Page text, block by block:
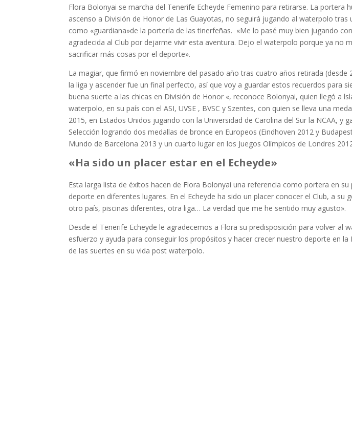
Flora Bolonyai se marcha del Tenerife Echeyde Femenino para retirarse. La portera
ascenso a División de Honor de Las Guayotas, no seguirá jugando al waterpolo
como «guardiana»de la portería de las tinerfeñas. «Me lo pasé muy bien jugando
agradecida al Club por dejarme vivir esta aventura. Dejo el waterpolo porque ya no
sacrificar más cosas por el deporte».
La magiar, que firmó en noviembre del pasado año tras cuatro años retirada
la liga y ascender fue un final perfecto, así que voy a guardar estos recuerdos para
buena suerte a las chicas en División de Honor «, reconoce Bolonyai, quien llegó a
waterpolo, en su país con el ASI, UVSE , BVSC y Szentes, con quien se lleva una
2015, en Estados Unidos jugando con la Universidad de Carolina del Sur la NCAA, y
Selección logrando dos medallas de bronce en Europeos (Eindhoven 2012 y
Mundo de Barcelona 2013 y un cuarto lugar en los Juegos Olímpicos de Londres
«Ha sido un placer estar en el Echeyde»
Esta larga lista de éxitos hacen de Flora Bolonyai una referencia como portera en su
deporte en diferentes lugares. En el Echeyde ha sido un placer conocer el Club, a su
otro país, piscinas diferentes, otra liga… La verdad que me he sentido muy agusto».
Desde el Tenerife Echeyde le agradecemos a Flora su predisposición para volver al
esfuerzo y ayuda para conseguir los propósitos y hacer crecer nuestro deporte en
de las suertes en su vida post waterpolo.